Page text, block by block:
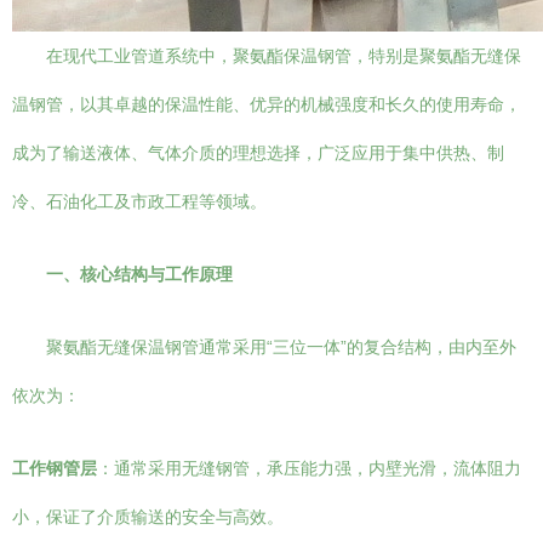
在现代工业管道系统中，聚氨酯保温钢管，特别是聚氨酯无缝保
温钢管，以其卓越的保温性能、优异的机械强度和长久的使用寿命，
成为了输送液体、气体介质的理想选择，广泛应用于集中供热、制
冷、石油化工及市政工程等领域。
一、核心结构与工作原理
聚氨酯无缝保温钢管通常采用“三位一体”的复合结构，由内至外
依次为：
工作钢管层 ：通常采用无缝钢管，承压能力强，内壁光滑，流体阻力
小，保证了介质输送的安全与高效。